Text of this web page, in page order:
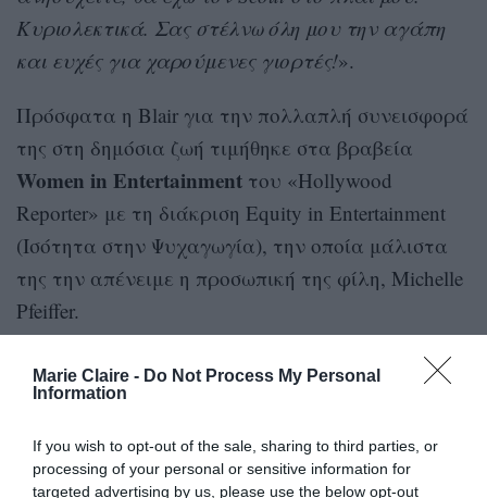
Marie Claire - Do Not Process My Personal
Information
If you wish to opt-out of the sale, sharing to third parties, or
processing of your personal or sensitive information for
targeted advertising by us, please use the below opt-out
Κυριολεκτικά. Σας στέλνω όλη μου την αγάπη
και ευχές για χαρούμενες γιορτές!».
Πρόσφατα η Blair για την πολλαπλή συνεισφορά
της στη δημόσια ζωή τιμήθηκε στα βραβεία
Women in Entertainment του «Hollywood
Reporter» με τη διάκριση Equity in Entertainment
(Ισότητα στην Ψυχαγωγία), την οποία μάλιστα
της την απένειμε η προσωπική της φίλη, Michelle
Pfeiffer.
Η Blair εμφανίστηκε με ανδρόγυνο λουκ, με ριγέ
κοστούμι, λευκό πουκάμισο και το μπαστούνι
αξεσουάρ, και δήλωσε: «Δημιουργώντας πιο